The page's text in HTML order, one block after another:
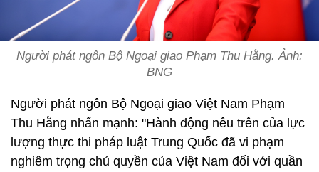
Người phát ngôn Bộ Ngoại giao Phạm Thu Hằng. Ảnh:
BNG
Người phát ngôn Bộ Ngoại giao Việt Nam Phạm
Thu Hằng nhấn mạnh: "Hành động nêu trên của lực
lượng thực thi pháp luật Trung Quốc đã vi phạm
nghiêm trọng chủ quyền của Việt Nam đối với quần